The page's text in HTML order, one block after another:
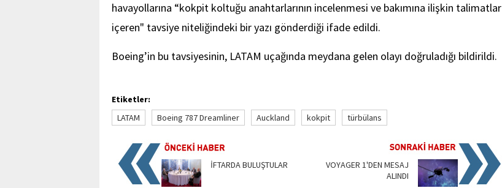
havayollarına “kokpit koltuğu anahtarlarının incelenmesi ve bakımına ilişkin talimatlar
içeren" tavsiye niteliğindeki bir yazı gönderdiği ifade edildi.
Boeing’in bu tavsiyesinin, LATAM uçağında meydana gelen olayı doğruladığı bildirildi.
Etiketler:
LATAM
Boeing 787 Dreamliner Auckland kokpit türbülans
İFTARDA BULUŞTULAR
VOYAGER 1'DEN MESAJ
ALINDI